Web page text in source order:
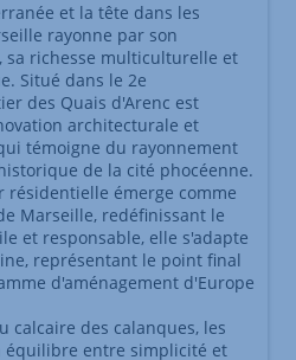
et la tête dans les
rayonne par son
sa richesse multiculturelle et
Situé dans le 2e
des Quais d'Arenc est
architecturale et
témoigne du rayonnement
de la cité phocéenne.
résidentielle émerge comme
Marseille, redéfinissant le
et responsable, elle s'adapte
représentant le point final
d'aménagement d'Europe
calcaire des calanques, les
entre simplicité et